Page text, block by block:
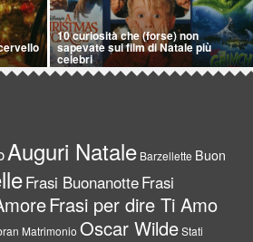
10 curiosità che (forse) non
sapevate sui film di Natale più
celebri
Auguri Natale Barzellette Buon
Frasi BuonanotteFrasi
Frasi per dire Ti Amo
Matrimonio Oscar WildeStati